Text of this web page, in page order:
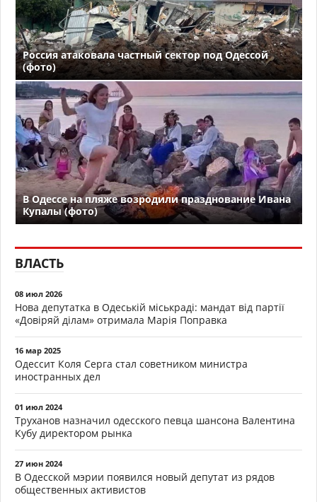
Россия атаковала частный сектор под Одессой
(фото)
В Одессе на пляже возродили празднование Ивана
Купалы (фото)
ВЛАСТЬ
08 июл 2026
Нова депутатка в Одеській міськраді: мандат від партії
«Довіряй ділам» отримала Марія Поправка
16 мар 2025
Одессит Коля Серга стал советником министра
иностранных дел
01 июл 2024
Труханов назначил одесского певца шансона Валентина
Кубу директором рынка
27 июн 2024
В Одесской мэрии появился новый депутат из рядов
общественных активистов